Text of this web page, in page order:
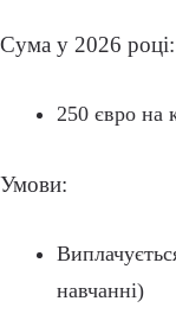
Сума у 2026 році:
250 євро на
Умови:
навчанні)